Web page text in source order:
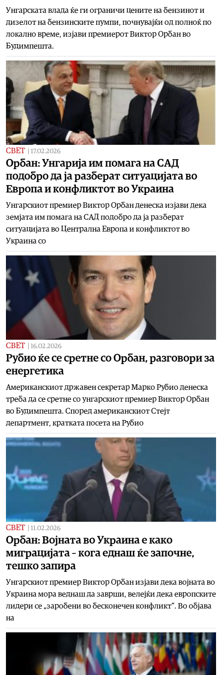
Унгарската влада ќе ги ограничи цените на бензинот и
дизелот на бензинските пумпи, почнувајќи од полноќ по
локално време, изјави премиерот Виктор Орбан во
Будимпешта.
СВЕТ 17.02.2026
Орбан: Унгарија им помага на САД
подобро да ја разберат ситуацијата во
Европа и конфликтот во Украина
Унгарскиот премиер Виктор Орбан денеска изјави дека
земјата им помага на САД подобро да ја разберат
ситуацијата во Централна Европа и конфликтот во
Украина со
СВЕТ 16.02.2026
Рубио ќе се сретне со Орбан, разговори за
енергетика
Американскиот државен секретар Марко Рубио денеска
треба да се сретне со унгарскиот премиер Виктор Орбан
во Будимпешта. Според американскиот Стејт
департмент, кратката посета на Рубио
СВЕТ 11.02.2026
Орбан: Војната во Украина е како
миграцијата – кога еднаш ќе започне,
тешко запира
Унгарскиот премиер Виктор Орбан изјави дека војната во
Украина мора веднаш да заврши, велејќи дека европските
лидери се „заробени во бесконечен конфликт“. Во објава
на